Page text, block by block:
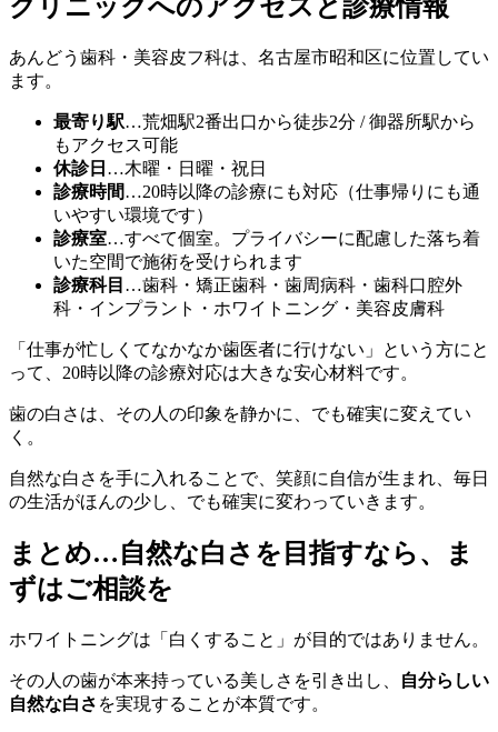
クリニックへのアクセスと診療情報
あんどう歯科・美容皮フ科は、名古屋市昭和区に位置してい
ます。
最寄り駅…荒畑駅2番出口から徒歩2分 / 御器所駅から
もアクセス可能
休診日 …木曜・日曜・祝日
診療時間…20時以降の診療にも対応（仕事帰りにも通
いやすい環境です）
診療室…すべて個室。プライバシーに配慮した落ち着
いた空間で施術を受けられます
診療科目 …歯科・矯正歯科・歯周病科・歯科口腔外
科・インプラント・ホワイトニング・美容皮膚科
「仕事が忙しくてなかなか歯医者に行けない」という方にと
って、20時以降の診療対応は大きな安心材料です。
歯の白さは、その人の印象を静かに、でも確実に変えてい
く。
自然な白さを手に入れることで、笑顔に自信が生まれ、毎日
の生活がほんの少し、でも確実に変わっていきます。
まとめ…自然な白さを目指すなら、ま
ずはご相談を
ホワイトニングは「白くすること」が目的ではありません。
その人の歯が本来持っている美しさを引き出し、
自分らしい
自然な白さ を実現することが本質です。